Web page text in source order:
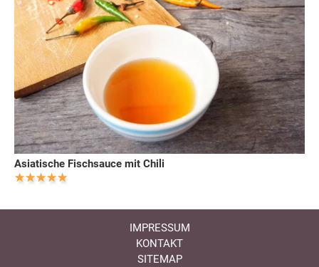
Asiatische Fischsauce mit Chili
IMPRESSUM
KONTAKT
SITEMAP